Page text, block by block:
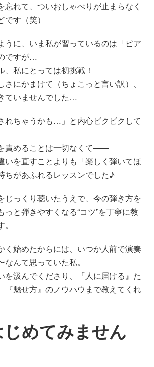
忘れて、ついおしゃべりが止まらなく
す（笑）
うに、いま私が習っているのは「ピア
ですが…
、私にとっては初挑戦！
さにかまけて（ちょこっと言い訳）、
ていませんでした…
れちゃうかも…」と内心ビクビクして
責めることは一切なくて——
いを直すことよりも「楽しく弾いてほ
ちがあふれるレッスンでした♪
じっくり聴いたうえで、今の弾き方を
っと弾きやすくなる“コツ”を丁寧に教
く始めたからには、いつか人前で演奏
なんて思っていた私。
を汲んでくださり、『人に届ける』た
『魅せ方』のノウハウまで教えてくれ
めてみません